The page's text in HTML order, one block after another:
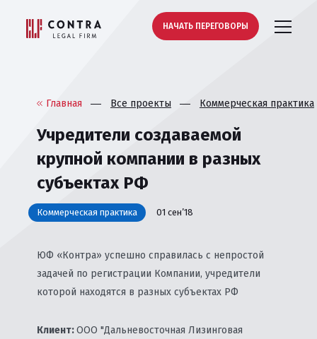
НАЧАТЬ ПЕРЕГОВОРЫ
Главная Все проекты Коммерческая практика
Учредители создаваемой
крупной компании в разных
субъектах РФ
Коммерческая практика 01 сен’18
ЮФ «Контра» успешно справилась с непростой
задачей по регистрации Компании, учредители
которой находятся в разных субъектах РФ
Клиент:ООО "Дальневосточная Лизинговая